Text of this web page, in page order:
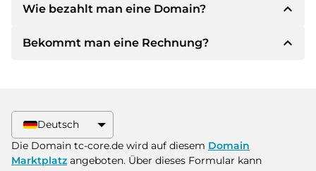
Wie bezahlt man eine Domain? expand_less
Nach einer Einigung wird der Inhaber Ihnen die
Zahlungsmethoden anbieten.
Bitte geben Sie bei der Überweisung immer
den Domainnamen und die
Bekommt man eine Rechnung? expand_less
größeren Kaufpreisen bekommen Sie auf
Wunsch auch einen zusätzlichen Kaufvertrag.
Deutsch
Die Domain tc-core.de wird auf diesem Domain
Marktplatz angeboten. Über dieses Formular kann